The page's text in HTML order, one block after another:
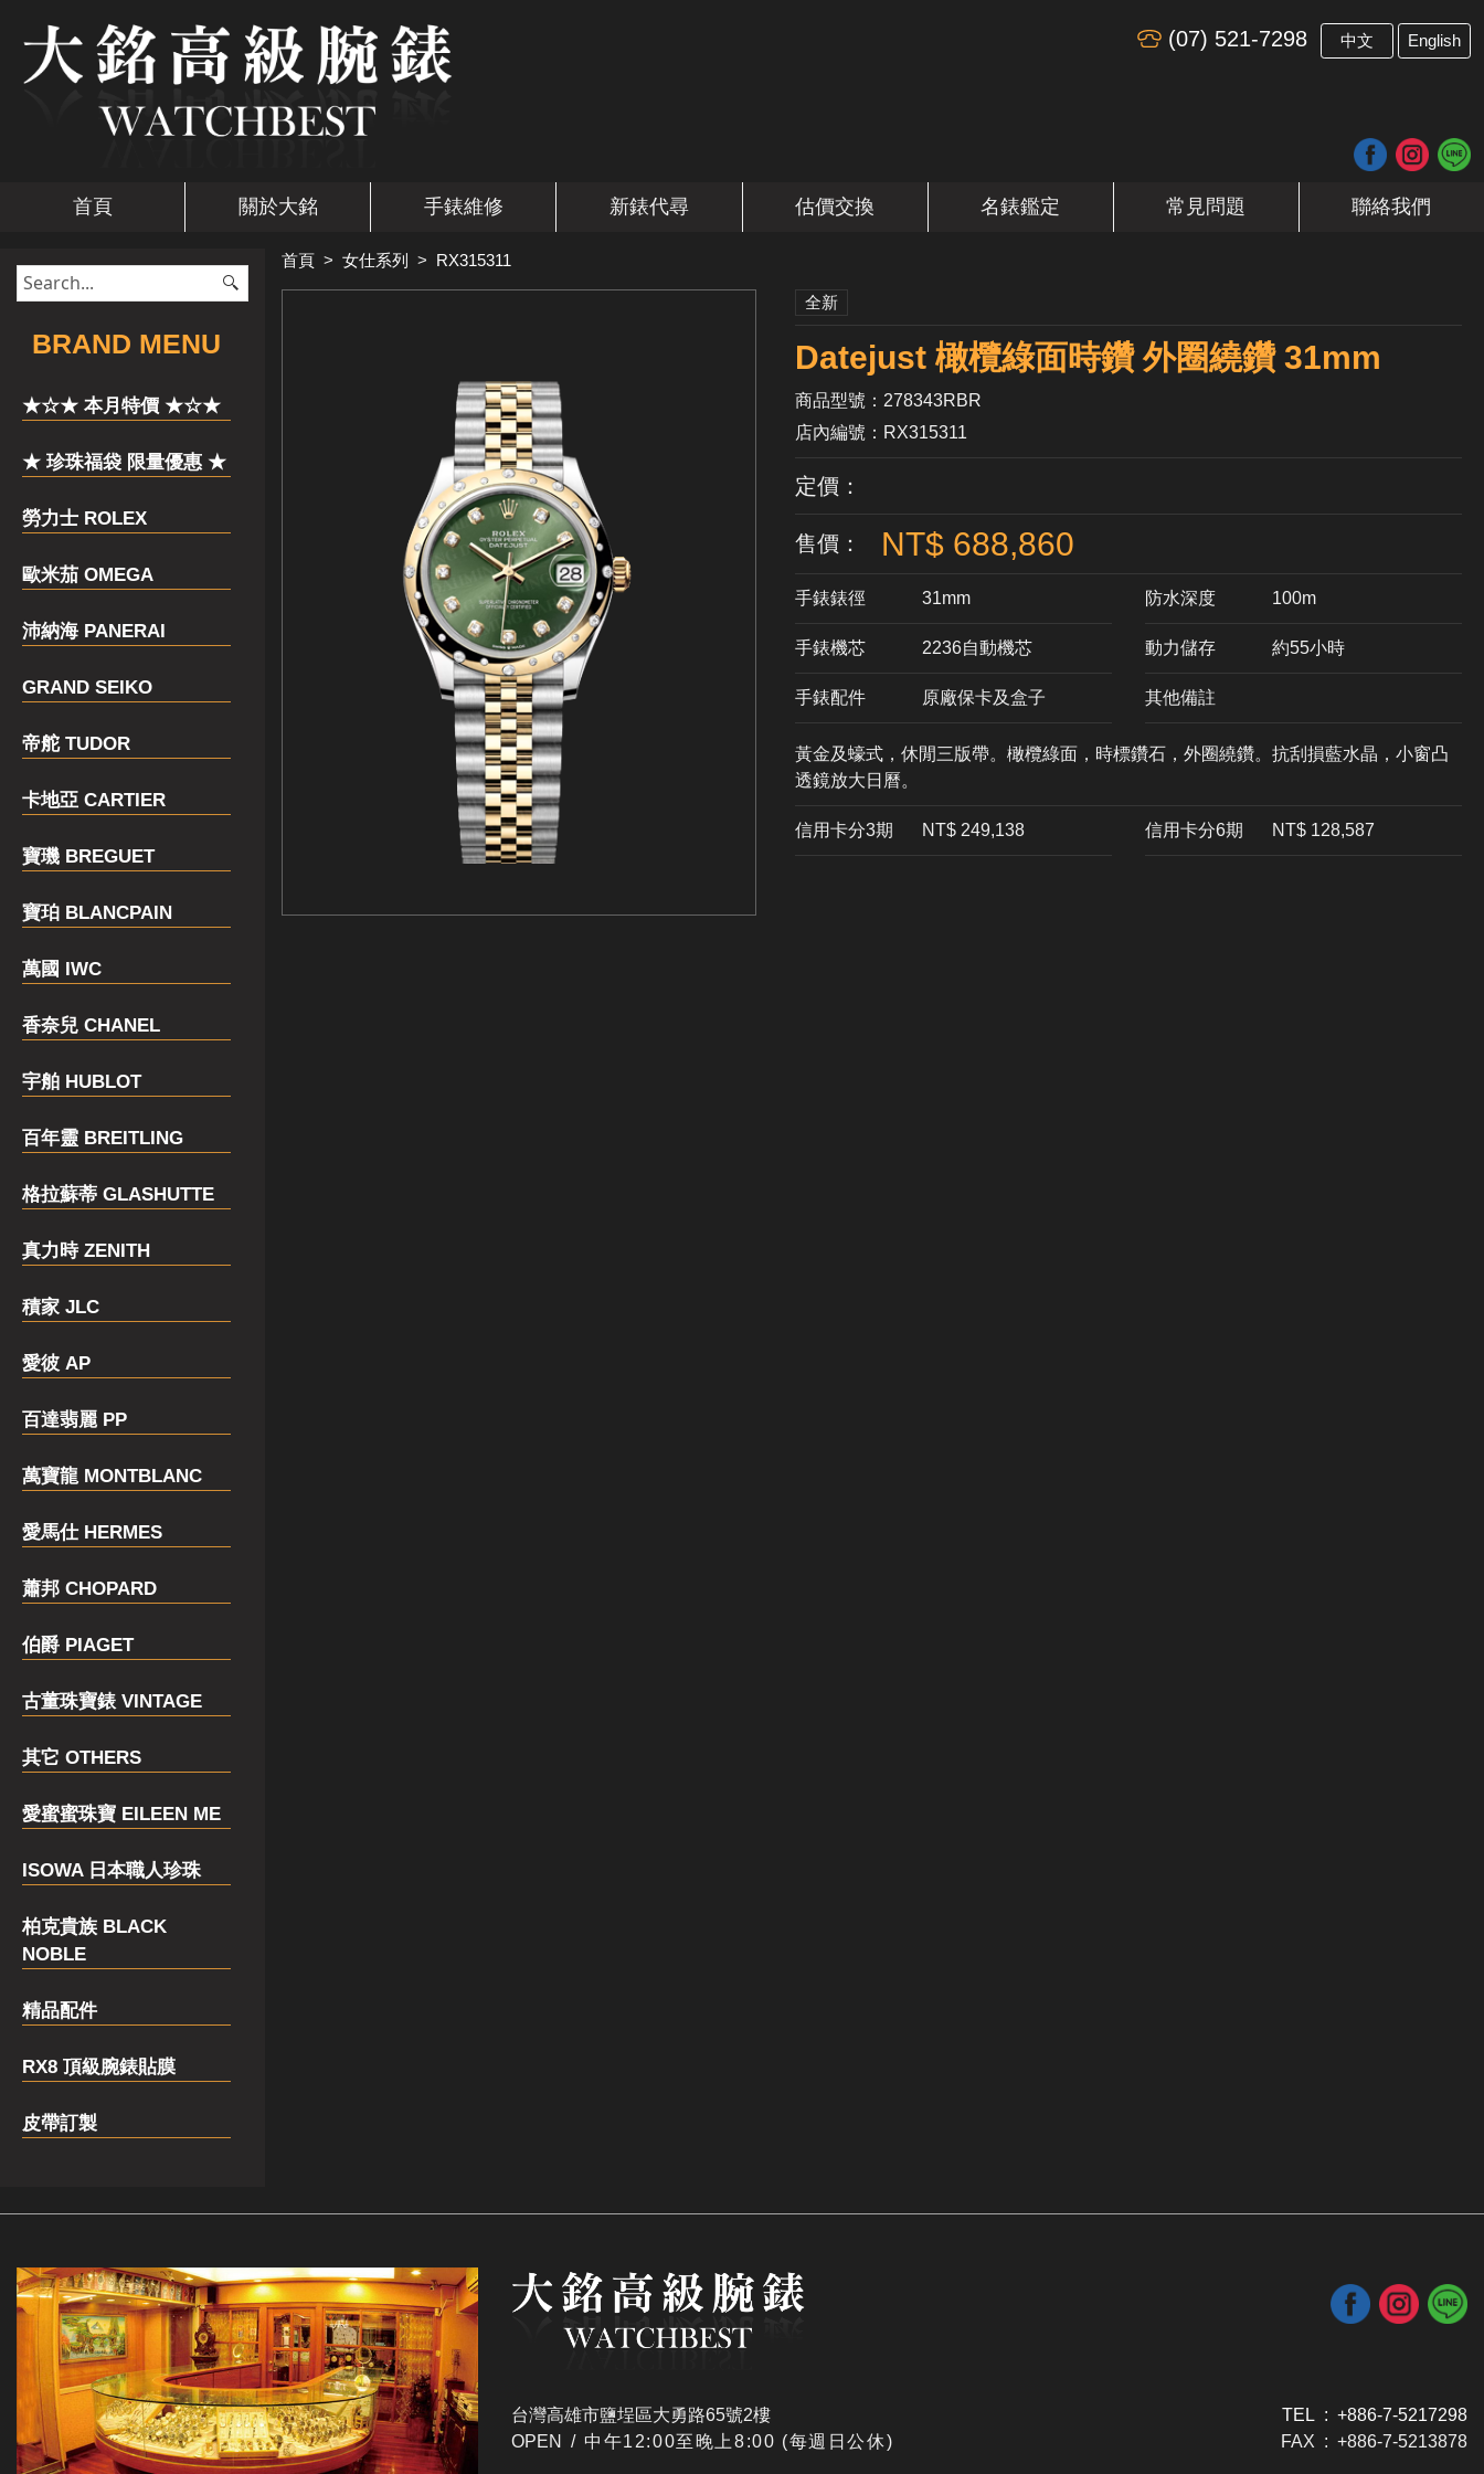
(07) 521-7298 中文 English
首頁 關於大銘 手錶維修 新錶代尋 估價交換 名錶鑑定 常見問題 聯絡我們
​BRAND MENU
★☆★ 本月特價 ★☆★
★ 珍珠福袋 限量優惠 ★
勞力士 ROLEX
歐米茄 OMEGA
沛納海 PANERAI
GRAND SEIKO
帝舵 TUDOR
卡地亞 CARTIER
寶璣 BREGUET
寶珀 BLANCPAIN
萬國 IWC
香奈兒 CHANEL
宇舶 HUBLOT
百年靈 BREITLING
格拉蘇蒂 GLASHUTTE
真力時 ZENITH
積家 JLC
愛彼 AP
百達翡麗 PP
萬寶龍 MONTBLANC
愛馬仕 HERMES
蕭邦 CHOPARD
伯爵 PIAGET
古董珠寶錶 VINTAGE
其它 OTHERS
愛蜜蜜珠寶 EILEEN ME
ISOWA 日本職人珍珠
柏克貴族 BLACK
NOBLE
精品配件
RX8 頂級腕錶貼膜
皮帶訂製
首頁 > 女仕系列 > RX315311
全新
Datejust 橄欖綠面時鑽 外圈繞鑽 31mm
商品型號：278343RBR
店內編號：RX315311
定價：
售價： NT$ 688,860
手錶錶徑 31mm 防水深度 100m
手錶機芯 ​2236自動機芯 動力儲存 約55小時
手錶配件 原廠保卡及盒子 其他備註
黃金及蠔式，休閒三版帶。橄欖綠面，時標鑽石，外圈繞鑽。抗刮損藍水晶，小窗凸
透鏡放大日曆。
信用卡分3期 ​NT$ 249,138 信用卡分6期 NT$ 128,587
台灣高雄市鹽埕區大勇路65號2樓
OPEN / ​中午12:00至晚上8:00 (每週日公休)
TEL : +886-7-5217298
FAX : +886-7-5213878